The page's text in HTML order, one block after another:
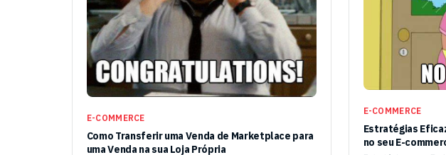
E-COMMERCE
Como Transferir uma Venda de Marketplace para
uma Venda na sua Loja Própria
E-COMMERCE
Estratégias
no seu E-